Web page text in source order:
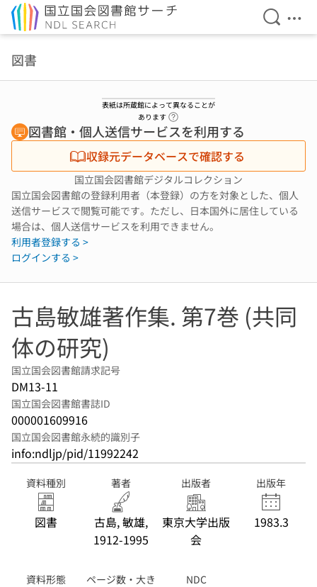
検索を
メ
図書
表紙は所蔵館によって異なることが
あります
図書館・個人送信サービスを利用する
収録元データベースで確認する
国立国会図書館デジタルコレクション
国立国会図書館の登録利用者（本登録）の方を対象とした、個人
送信サービスで閲覧可能です。ただし、日本国外に居住している
場合は、個人送信サービスを利用できません。
利用者登録する >
ログインする >
古島敏雄著作集. 第7巻 (共同
体の研究)
国立国会図書館請求記号
DM13-11
国立国会図書館書誌ID
000001609916
国立国会図書館永続的識別子
info:ndljp/pid/11992242
資料種別
図書
著者
古島, 敏雄,
1912-1995
出版者
東京大学出版
会
出版年
1983.3
資料形態
ページ数・大き
NDC